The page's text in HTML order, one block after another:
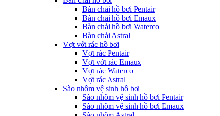
Bàn chải hồ bơi Pentair
Bàn chải hồ bơi Emaux
Bàn chải hồ bơi Waterco
Bàn chải Astral
Vợt vớt rác hồ bơi
Vợt rác Pentair
Vợt vớt rác Emaux
Vợt rác Waterco
Vợt rác Astral
Sào nhôm vệ sinh hồ bơi
Sào nhôm vệ sinh hồ bơi Pentair
Sào nhôm vệ sinh hồ bơi Emaux